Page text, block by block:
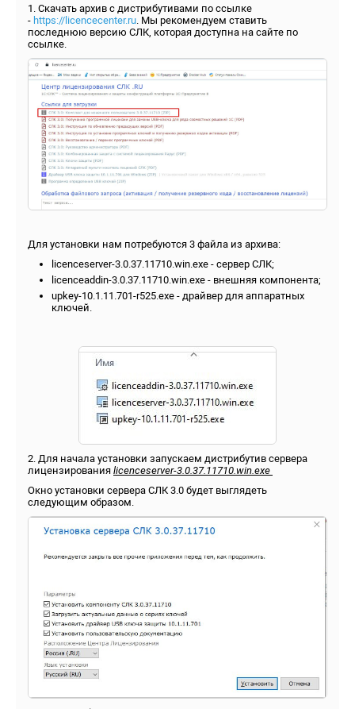
1. Скачать архив с дистрибутивами по ссылке
- https://licencecenter.ru. Мы рекомендуем ставить
последнюю версию СЛК, которая доступна на сайте по
ссылке.
Для установки нам потребуются 3 файла из архива:
licenceserver-3.0.37.11710.win.exe - сервер СЛК;
licenceaddin-3.0.37.11710.win.exe - внешняя компонента;
upkey-10.1.11.701-r525.exe - драйвер для аппаратных
ключей.
2. Для начала установки запускаем дистрибутив сервера
лицензирования licenceserver-3.0.37.11710.win.exe
Окно установки сервера СЛК 3.0 будет выглядеть
следующим образом.